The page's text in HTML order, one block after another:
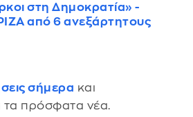
στη Δημοκρατία» -
από 6 ανεξάρτητους
σήμερα και
τα πρόσφατα νέα.